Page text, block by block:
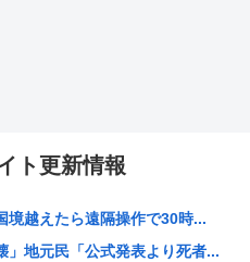
ト更新情報
境越えたら遠隔操作で30時...
」地元民「公式発表より死者...